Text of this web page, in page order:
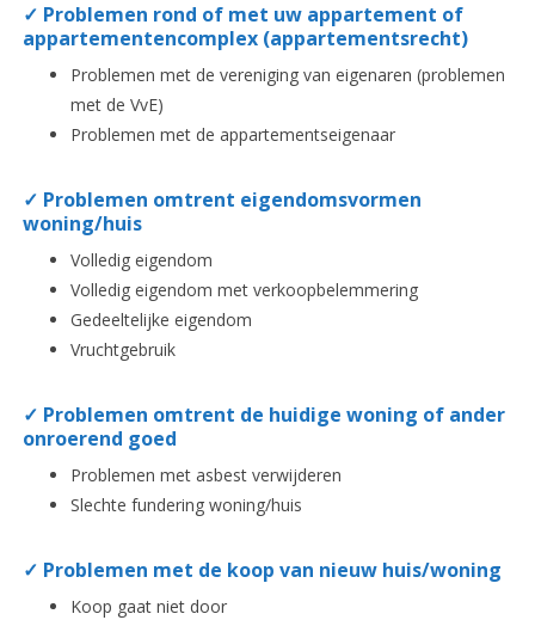
✓ Problemen rond of met uw appartement of
appartementencomplex (appartementsrecht)
Problemen met de vereniging van eigenaren (problemen
met de VvE)
Problemen met de appartementseigenaar
✓ Problemen omtrent eigendomsvormen
woning/huis
Volledig eigendom
Volledig eigendom met verkoopbelemmering
Gedeeltelijke eigendom
Vruchtgebruik
✓ Problemen omtrent de huidige woning of ander
onroerend goed
Problemen met asbest verwijderen
Slechte fundering woning/huis
✓ Problemen met de koop van nieuw huis/woning
Koop gaat niet door